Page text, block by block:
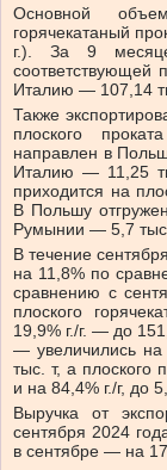
Основной
горячекатаный
г.). За 9
Италию — 107,14
Также
плоского
направлен в
Италию — 11,25
приходится на
В Польшу
Румынии — 5,7
В течение
на 11,8% по
сравнению с
плоского
19,9% г./г. — до
— увеличились на
тыс. т, а плоского
и на 84,4% г./г, до
Выручка от
сентября 2024
в сентябре — на